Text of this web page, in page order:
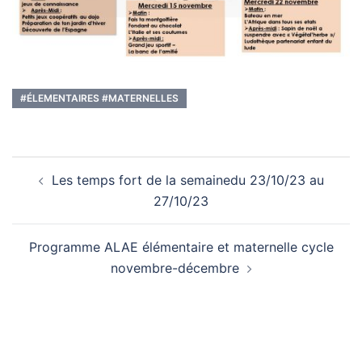
#ÉLEMENTAIRES #MATERNELLES
d’article
Les temps fort de la semainedu 23/10/23 au
27/10/23
Programme ALAE élémentaire et maternelle cycle
novembre-décembre